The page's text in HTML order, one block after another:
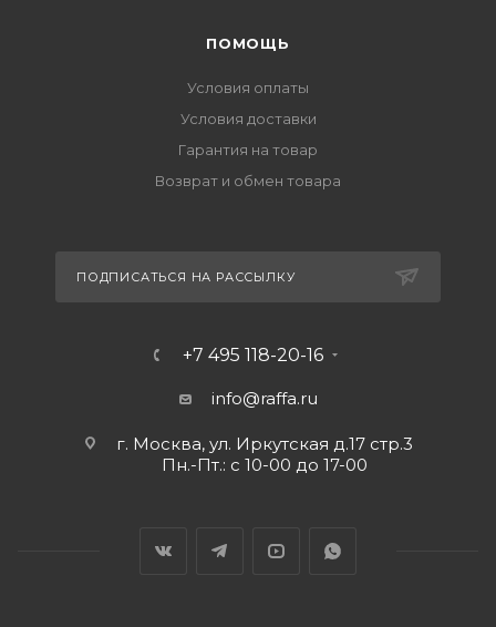
ПОМОЩЬ
Условия оплаты
Условия доставки
Гарантия на товар
Возврат и обмен товара
ПОДПИСАТЬСЯ НА РАССЫЛКУ
+7 495 118-20-16
info@raffa.ru
г. Москва, ул. Иркутская д.17 стр.3
Пн.-Пт.: с 10-00 до 17-00